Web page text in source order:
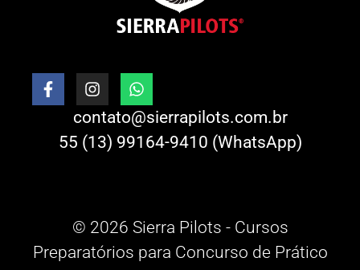
contato@sierrapilots.com.br
55 (13) 99164-9410 (WhatsApp)
© 2026 Sierra Pilots - Cursos
Preparatórios para Concurso de Prático